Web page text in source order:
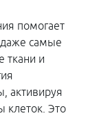
помогает
самые
ткани и
активируя
клеток. Это